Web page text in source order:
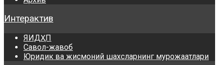
Интерактив
ЯИДҲП
Савол-жавоб
Юридик ва жисмоний шахсларнинг мурожаатлари